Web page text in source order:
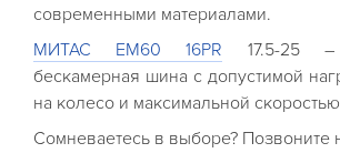
современными материалами.
МИТАС EM60 16PR 17.5-25 –
бескамерная шина с допустимой
на колесо и максимальной
Сомневаетесь в выборе? Позвоните